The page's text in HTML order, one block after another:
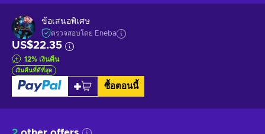
ข้อเสนอพิเศษ
ตรวจสอบโดย Eneba
US$22.35
12% เงินคืน
เงินคืนที่ดีที่สุด
ซื้อตอนนี้